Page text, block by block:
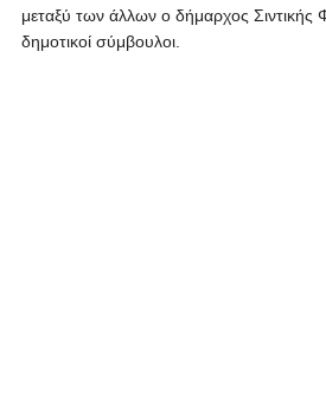
μεταξύ των άλλων ο δήμαρχος Σιντικής
δημοτικοί σύμβουλοι.